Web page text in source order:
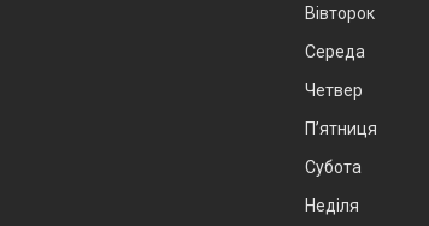
Вівторок
Середа
Четвер
Пʼятниця
Субота
Неділя